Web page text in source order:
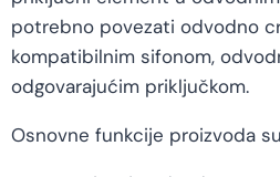
potrebno povezati odvodno
kompatibilnim sifonom,
odgovarajućim priključkom.
Osnovne funkcije proizvoda